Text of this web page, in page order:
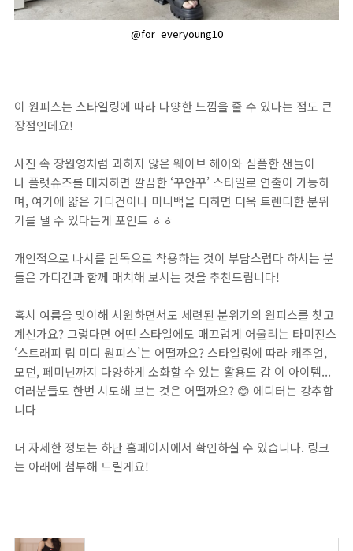
@for_everyoung10
이 원피스는 스타일링에 따라 다양한 느낌을 줄 수 있다는 점도 큰
장점인데요!
사진 속 장원영처럼 과하지 않은 웨이브 헤어와 심플한 샌들이
나 플랫슈즈를 매치하면 깔끔한 ‘꾸안꾸’ 스타일로 연출이 가능하
며, 여기에 얇은 가디건이나 미니백을 더하면 더욱 트렌디한 분위
기를 낼 수 있다는게 포인트 ㅎㅎ
개인적으로 나시를 단독으로 착용하는 것이 부담스럽다 하시는 분
들은 가디건과 함께 매치해 보시는 것을 추천드립니다!
혹시 여름을 맞이해 시원하면서도 세련된 분위기의 원피스를 찾고
계신가요? 그렇다면 어떤 스타일에도 매끄럽게 어울리는 타미진스
‘스트래피 립 미디 원피스’는 어떨까요? 스타일링에 따라 캐주얼,
모던, 페미닌까지 다양하게 소화할 수 있는 활용도 갑 이 아이템...
여러분들도 한번 시도해 보는 것은 어떨까요? 😊 에디터는 강추합
니다
더 자세한 정보는 하단 홈페이지에서 확인하실 수 있습니다. 링크
는 아래에 첨부해 드릴게요!